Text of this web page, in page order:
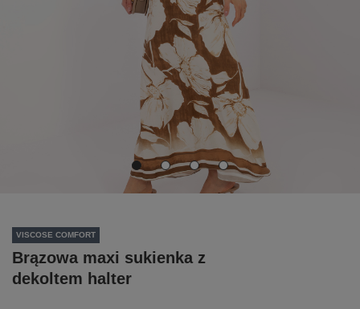
VISCOSE COMFORT
Brązowa maxi sukienka z
dekoltem halter